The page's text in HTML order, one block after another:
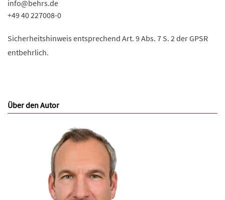
info@behrs.de
+49 40 227008-0
Sicherheitshinweis entsprechend Art. 9 Abs. 7 S. 2 der GPSR
entbehrlich.
Über den Autor